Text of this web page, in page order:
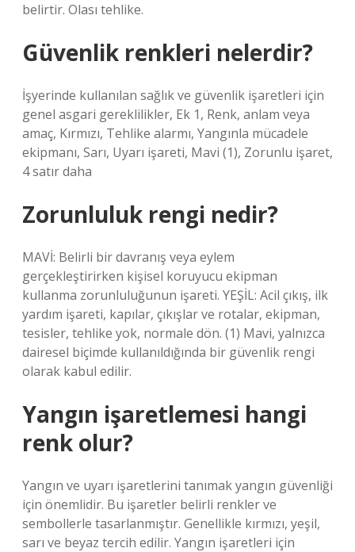
belirtir. Olası tehlike.
Güvenlik renkleri nelerdir?
İşyerinde kullanılan sağlık ve güvenlik işaretleri için
genel asgari gereklilikler, Ek 1, Renk, anlam veya
amaç, Kırmızı, Tehlike alarmı, Yangınla mücadele
ekipmanı, Sarı, Uyarı işareti, Mavi (1), Zorunlu işaret,
4 satır daha
Zorunluluk rengi nedir?
MAVİ: Belirli bir davranış veya eylem
gerçekleştirirken kişisel koruyucu ekipman
kullanma zorunluluğunun işareti. YEŞİL: Acil çıkış, ilk
yardım işareti, kapılar, çıkışlar ve rotalar, ekipman,
tesisler, tehlike yok, normale dön. (1) Mavi, yalnızca
dairesel biçimde kullanıldığında bir güvenlik rengi
olarak kabul edilir.
Yangın işaretlemesi hangi
renk olur?
Yangın ve uyarı işaretlerini tanımak yangın güvenliği
için önemlidir. Bu işaretler belirli renkler ve
sembollerle tasarlanmıştır. Genellikle kırmızı, yeşil,
sarı ve beyaz tercih edilir. Yangın işaretleri için